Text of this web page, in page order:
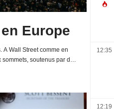
Europe
A Wall Street comme en
soutenus par de
12:35
12:19